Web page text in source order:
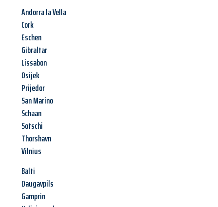
Andorra la Vella
Cork
Eschen
Gibraltar
Lissabon
Osijek
Prijedor
San Marino
Schaan
Sotschi
Thorshavn
Vilnius
Balti
Daugavpils
Gamprin